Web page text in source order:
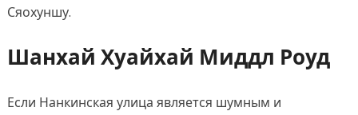
Сяохуншу.
Шанхай Хуайхай Миддл Роуд
Если Нанкинская улица является шумным и